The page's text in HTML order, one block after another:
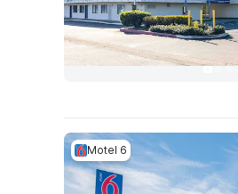
Motel 6